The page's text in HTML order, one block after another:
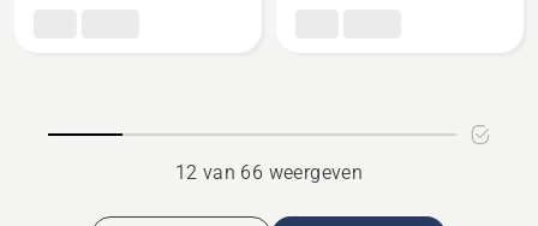
12 van 66 weergeven